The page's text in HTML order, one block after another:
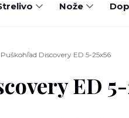
Nože
Puškohľad Discovery ED 5-25x56
ED